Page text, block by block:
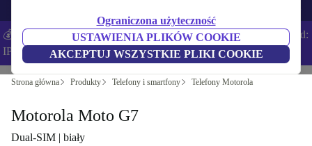
Ograniczona użyteczność
USTAWIENIA PLIKÓW COOKIE
AKCEPTUJ WSZYSTKIE PLIKI COOKIE
💰Zaoszczędź DODATKOWE 5% na wszystkich iPhone’ach – Kod:
IPHONEDEAL –Regulamin
Strona główna Produkty Telefony i smartfony Telefony Motorola
Motorola Moto G7
Dual-SIM | biały